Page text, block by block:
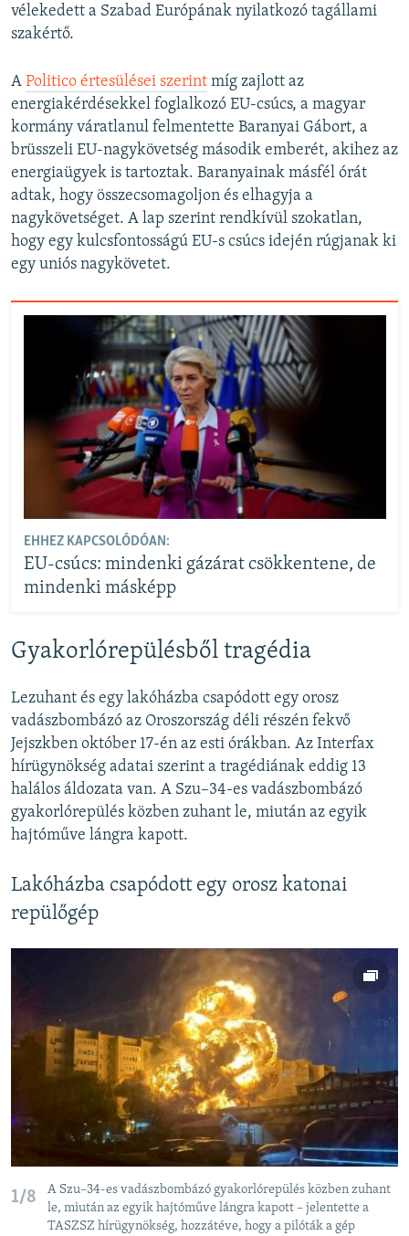
vélekedett a Szabad Európának nyilatkozó tagállami
szakértő.
A Politico értesülései szerint míg zajlott az
energiakérdésekkel foglalkozó EU-csúcs, a magyar
kormány váratlanul felmentette Baranyai Gábort, a
brüsszeli EU-nagykövetség második emberét, akihez az
energiaügyek is tartoztak. Baranyainak másfél órát
adtak, hogy összecsomagoljon és elhagyja a
nagykövetséget. A lap szerint rendkívül szokatlan,
hogy egy kulcsfontosságú EU-s csúcs idején rúgjanak ki
egy uniós nagykövetet.
EHHEZ KAPCSOLÓDÓAN:
EU-csúcs: mindenki gázárat csökkentene, de
mindenki másképp
Gyakorlórepülésből tragédia
Lezuhant és egy lakóházba csapódott egy orosz
vadászbombázó az Oroszország déli részén fekvő
Jejszkben október 17-én az esti órákban. Az Interfax
hírügynökség adatai szerint a tragédiának eddig 13
halálos áldozata van. A Szu–34-es vadászbombázó
gyakorlórepülés közben zuhant le, miután az egyik
hajtóműve lángra kapott.
Lakóházba csapódott egy orosz katonai
repülőgép
1/8
A Szu–34-es vadászbombázó gyakorlórepülés közben zuhant
le, miután az egyik hajtóműve lángra kapott – jelentette a
TASZSZ hírügynökség, hozzátéve, hogy a pilóták a gép